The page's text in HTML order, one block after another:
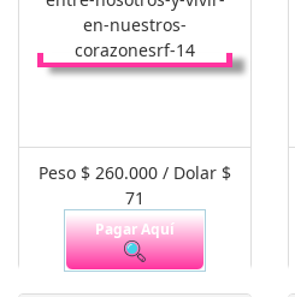
Peso $ 260.000 / Dolar $
71
Pagar Aquí